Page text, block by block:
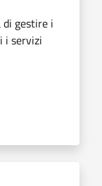
di gestire i
i servizi